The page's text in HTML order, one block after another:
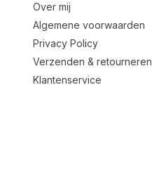
Over mij
Algemene voorwaarden
Privacy Policy
Verzenden & retourneren
Klantenservice